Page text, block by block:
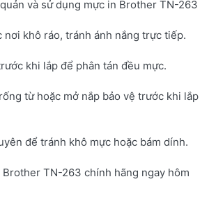
và sử dụng mực in Brother TN-263
nơi khô ráo, tránh ánh nắng trực tiếp.
khi lắp để phân tán đều mực.
từ hoặc mở nắp bảo vệ trước khi lắp
để tránh khô mực hoặc bám dính.
TN-263 chính hãng ngay hôm